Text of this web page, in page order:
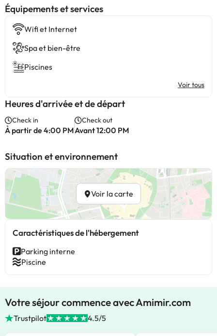
​Équipements et services
Wifi et Internet
Spa et bien-être
Piscines
Voir tous
Heures d'arrivée et de départ
Check in
À partir de 4:00 PM
Check out
Avant 12:00 PM
Situation et environnement
Voir la carte
Caractéristiques de l'hébergement
Parking interne
Piscine
Votre séjour commence avec Amimir.com
Trustpilot 4.5/5